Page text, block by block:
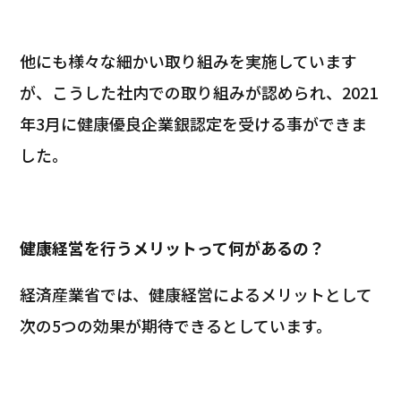
他にも様々な細かい取り組みを実施しています
が、こうした社内での取り組みが認められ、2021
年3月に健康優良企業銀認定を受ける事ができま
した。
健康経営を行うメリットって何があるの？
経済産業省では、健康経営によるメリットとして
次の5つの効果が期待できるとしています。